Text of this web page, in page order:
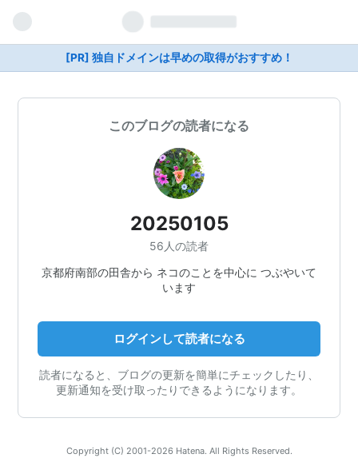
[PR] 独自ドメインは早めの取得がおすすめ！
このブログの読者になる
20250105
56人の読者
京都府南部の田舎から ネコのことを中心に つぶやいて
います
ログインして読者になる
読者になると、ブログの更新を簡単にチェックしたり、
更新通知を受け取ったりできるようになります。
Copyright (C) 2001-2026 Hatena. All Rights Reserved.